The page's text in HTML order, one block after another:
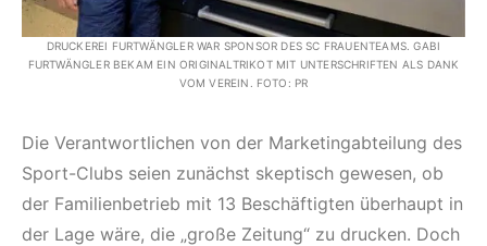
DRUCKEREI FURTWÄNGLER WAR SPONSOR DES SC FRAUENTEAMS. GABI
FURTWÄNGLER BEKAM EIN ORIGINALTRIKOT MIT UNTERSCHRIFTEN ALS DANK
VOM VEREIN. FOTO: PR
Die Verantwortlichen von der Marketingabteilung des
Sport-Clubs seien zunächst skeptisch gewesen, ob
der Familienbetrieb mit 13 Beschäftigten überhaupt in
der Lage wäre, die „große Zeitung“ zu drucken. Doch